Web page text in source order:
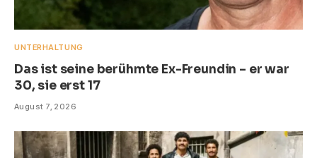
UNTERHALTUNG
Das ist seine berühmte Ex-Freundin – er war
30, sie erst 17
August 7, 2026